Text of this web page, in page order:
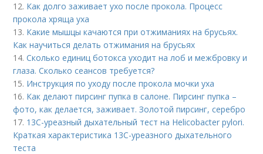
12. Как долго заживает ухо после прокола. Процесс
прокола хряща уха
13. Какие мышцы качаются при отжиманиях на брусьях.
Как научиться делать отжимания на брусьях
14.Сколько единиц ботокса уходит на лоб и межбровку и
глаза. Сколько сеансов требуется?
15. Инструкция по уходу после прокола мочки уха
16. Как делают пирсинг пупка в салоне. Пирсинг пупка –
фото, как делается, заживает. Золотой пирсинг, серебро
17. 13С-уреазный дыхательный тест на Helicobacter pylori.
Краткая характеристика 13С-уреазного дыхательного
теста